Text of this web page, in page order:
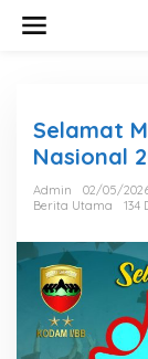
Selamat
Nasional
Admin
02/05/
Berita Utama
134